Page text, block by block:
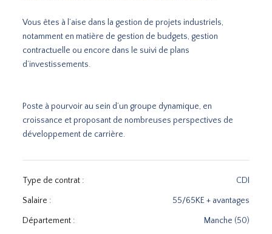
Vous êtes à l’aise dans la gestion de projets industriels,
notamment en matière de gestion de budgets, gestion
contractuelle ou encore dans le suivi de plans
d’investissements.
Poste à pourvoir au sein d’un groupe dynamique, en
croissance et proposant de nombreuses perspectives de
développement de carrière.
Type de contrat : CDI
Salaire : 55/65KE + avantages
Département : Manche (50)